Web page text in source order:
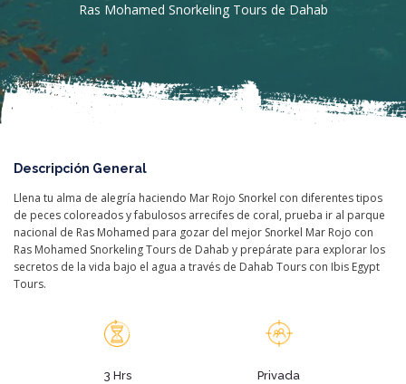
Ras Mohamed Snorkeling Tours de Dahab
Descripción General
Llena tu alma de alegría haciendo Mar Rojo Snorkel con diferentes tipos
de peces coloreados y fabulosos arrecifes de coral, prueba ir al parque
nacional de Ras Mohamed para gozar del mejor Snorkel Mar Rojo con
Ras Mohamed Snorkeling Tours de Dahab y prepárate para explorar los
secretos de la vida bajo el agua a través de Dahab Tours con Ibis Egypt
Tours.
3 Hrs Privada